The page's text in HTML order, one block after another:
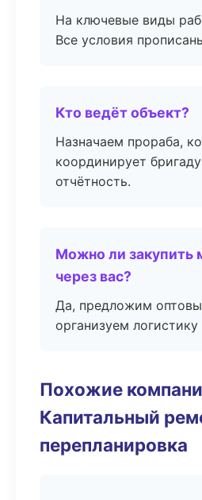
На ключевые виды
Все условия
Кто ведёт объект?
Назначаем прораба,
координирует
отчётность.
Можно ли закупить
через вас?
Да, предложим
организуем логистику
Похожие
Капитальный
перепланировка